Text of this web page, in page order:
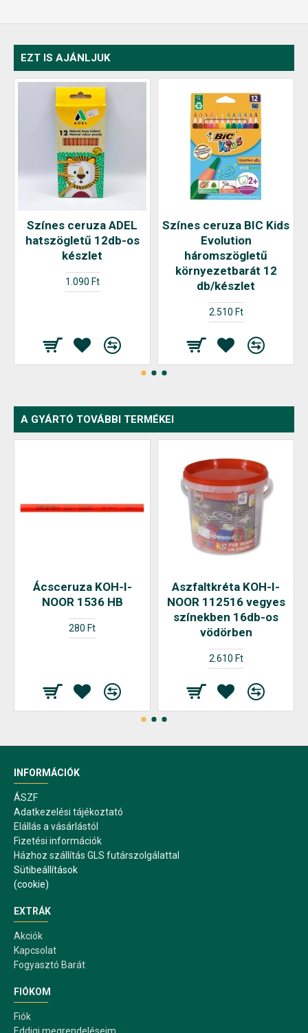
EZT IS AJÁNLJUK
Színes ceruza ADEL
hatszögletű 12db-os
készlet
1.090 Ft
Színes ceruza BIC Kids
Evolution
háromszögletű
környezetbarát 12
db/készlet
2.510 Ft
A GYÁRTÓ TOVÁBBI TERMÉKEI
Ácsceruza KOH-I-
NOOR 1536 HB
280 Ft
Aszfaltkréta KOH-I-
NOOR 112516 vegyes
színekben 16db-os
vödörben
2.610 Ft
INFORMÁCIÓK
ÁSZF
Adatkezelési tájékoztató
Elállás a vásárlástól
Fizetési információk
Házhoz szállítás GLS futárszolgálattal
Sütibeállítások
(cookie)
EXTRÁK
Akciók
Kapcsolat
Fogyasztó Barát
FIÓKOM
Fiók